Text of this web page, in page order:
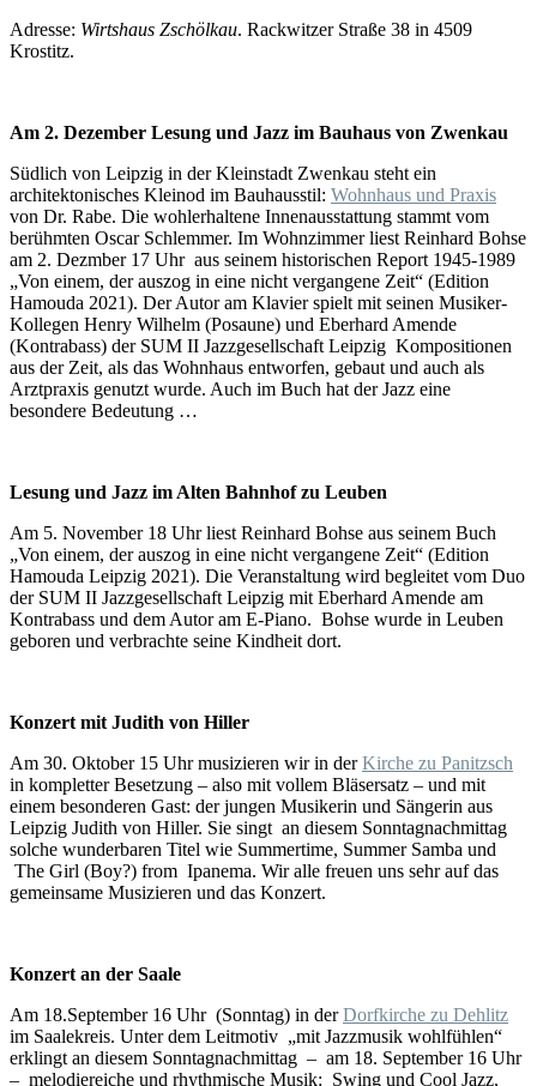
Adresse: Wirtshaus Zschölkau. Rackwitzer Straße 38 in 4509
Krostitz.
Am 2. Dezember Lesung und Jazz im Bauhaus von Zwenkau
Südlich von Leipzig in der Kleinstadt Zwenkau steht ein
architektonisches Kleinod im Bauhausstil: Wohnhaus und Praxis
von Dr. Rabe. Die wohlerhaltene Innenausstattung stammt vom
berühmten Oscar Schlemmer. Im Wohnzimmer liest Reinhard Bohse
am 2. Dezmber 17 Uhr aus seinem historischen Report 1945-1989
„Von einem, der auszog in eine nicht vergangene Zeit“ (Edition
Hamouda 2021). Der Autor am Klavier spielt mit seinen Musiker-
Kollegen Henry Wilhelm (Posaune) und Eberhard Amende
(Kontrabass) der SUM II Jazzgesellschaft Leipzig Kompositionen
aus der Zeit, als das Wohnhaus entworfen, gebaut und auch als
Arztpraxis genutzt wurde. Auch im Buch hat der Jazz eine
besondere Bedeutung …
Lesung und Jazz im Alten Bahnhof zu Leuben
Am 5. November 18 Uhr liest Reinhard Bohse aus seinem Buch
„Von einem, der auszog in eine nicht vergangene Zeit“ (Edition
Hamouda Leipzig 2021). Die Veranstaltung wird begleitet vom Duo
der SUM II Jazzgesellschaft Leipzig mit Eberhard Amende am
Kontrabass und dem Autor am E-Piano. Bohse wurde in Leuben
geboren und verbrachte seine Kindheit dort.
Konzert mit Judith von Hiller
Am 30. Oktober 15 Uhr musizieren wir in derKirche zu Panitzsch
in kompletter Besetzung – also mit vollem Bläsersatz – und mit
einem besonderen Gast: der jungen Musikerin und Sängerin aus
Leipzig Judith von Hiller. Sie singt an diesem Sonntagnachmittag
solche wunderbaren Titel wie Summertime, Summer Samba und
The Girl (Boy?) from Ipanema. Wir alle freuen uns sehr auf das
gemeinsame Musizieren und das Konzert.
Konzert an der Saale
Am 18.September 16 Uhr (Sonntag) in derDorfkirche zu Dehlitz
im Saalekreis. Unter dem Leitmotiv „mit Jazzmusik wohlfühlen“
erklingt an diesem Sonntagnachmittag – am 18. September 16 Uhr
– melodiereiche und rhythmische Musik: Swing und Cool Jazz,